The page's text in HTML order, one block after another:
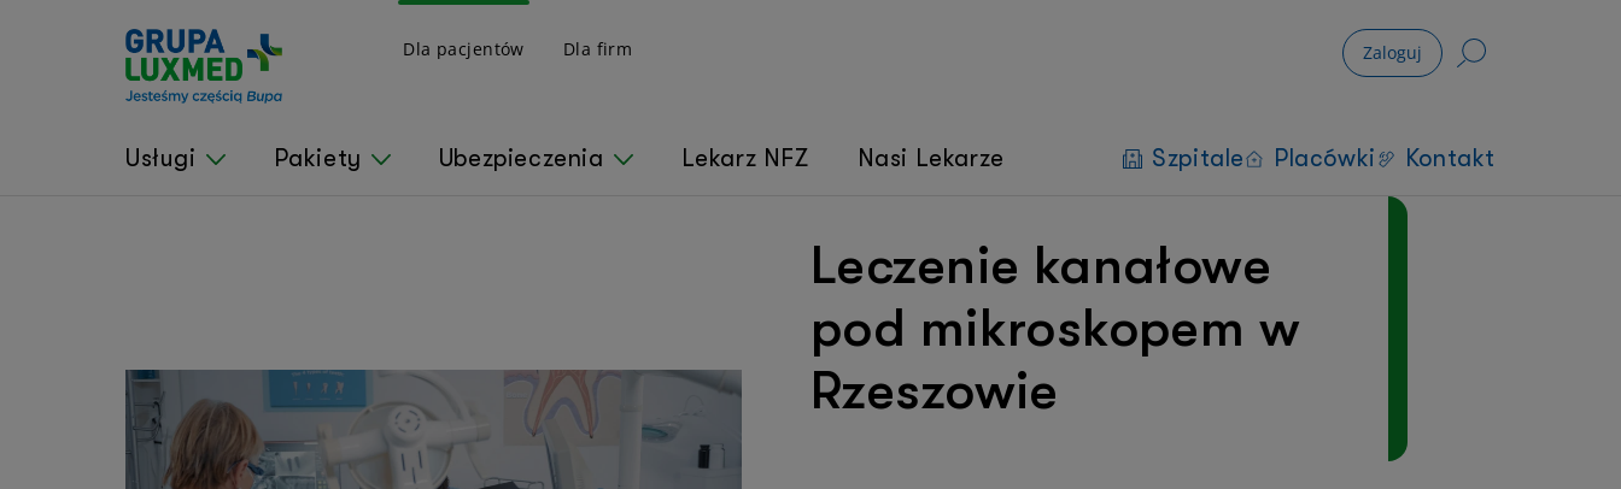
Dla pacjentów Dla firm Zaloguj
Usługi Pakiety Ubezpieczenia Lekarz NFZ Nasi Lekarze Szpitale Placówki Kontakt
Leczenie kanałowe
pod mikroskopem w
Rzeszowie